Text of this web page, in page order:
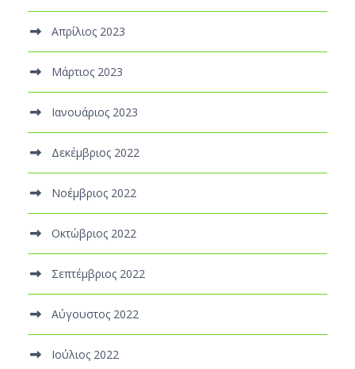
Απρίλιος 2023
Μάρτιος 2023
Ιανουάριος 2023
Δεκέμβριος 2022
Νοέμβριος 2022
Οκτώβριος 2022
Σεπτέμβριος 2022
Αύγουστος 2022
Ιούλιος 2022